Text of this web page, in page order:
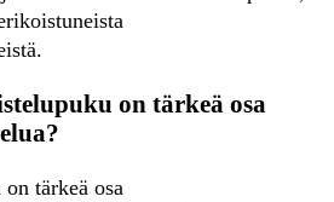
on tärkeä osa
tärkeä osa